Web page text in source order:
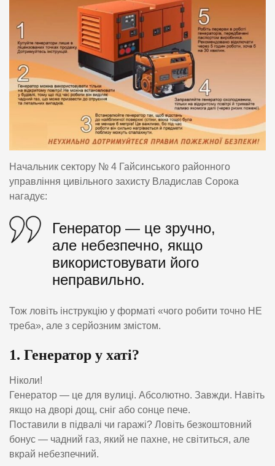
Начальник сектору № 4 Гайсинського районного
управління цивільного захисту Владислав Сорока
нагадує:
Генератор — це зручно,
але небезпечно, якщо
використовувати його
неправильно.
Тож ловіть інструкцію у форматі «чого робити точно НЕ
треба», але з серйозним змістом.
1. Генератор у хаті?
Ніколи!
Генератор — це для вулиці. Абсолютно. Завжди. Навіть
якщо на дворі дощ, сніг або сонце пече.
Поставили в підвалі чи гаражі? Ловіть безкоштовний
бонус — чадний газ, який не пахне, не світиться, але
вкрай небезпечний.